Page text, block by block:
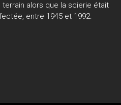
terrain alors que la scierie était
entre 1945 et 1992.